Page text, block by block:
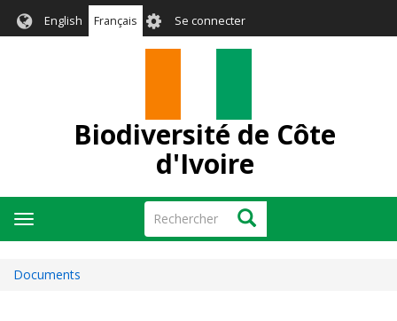
English Français User
account
Se connecter
Biodiversité de Côte
d'Ivoire
Rechercher Rechercher
Toggle
navigation
Documents